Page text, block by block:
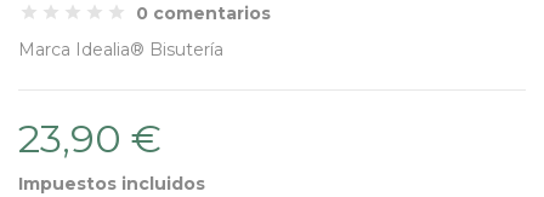
0 comentarios
Marca Idealia® Bisutería
23,90 €
Impuestos incluidos